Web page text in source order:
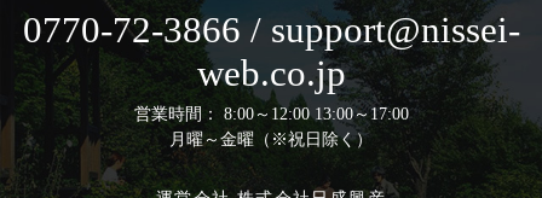
0770-72-3866 / support@nissei-
web.co.jp
営業時間： 8:00～12:00 13:00～17:00
月曜～金曜（※祝日除く）